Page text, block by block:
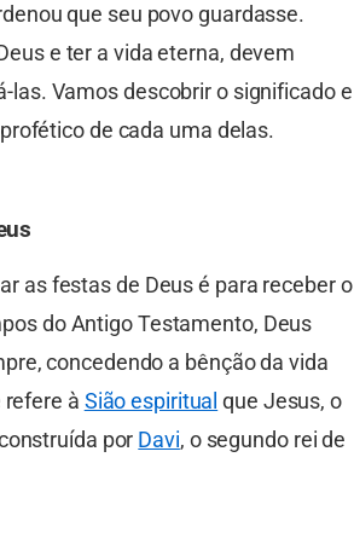
que seu povo guardasse.
e ter a vida eterna, devem
Vamos descobrir o significado e
de cada uma delas.
as festas de Deus é para receber o
do Antigo Testamento, Deus
concedendo a bênção da vida
refere à Sião espiritual que Jesus, o
por Davi, o segundo rei de